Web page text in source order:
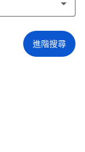
進階搜尋